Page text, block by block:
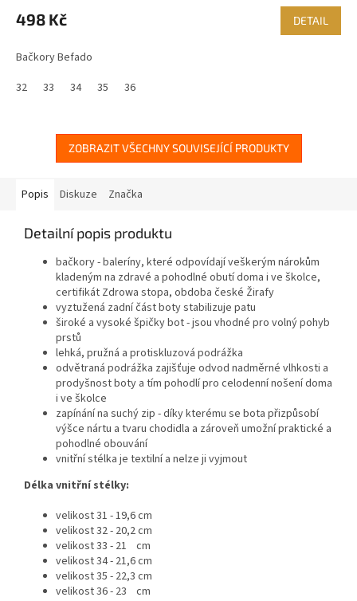
498 Kč DETAIL
Bačkory Befado
32
33 34 35 36
ZOBRAZIT VŠECHNY SOUVISEJÍCÍ PRODUKTY
Popis Diskuze Značka
Detailní popis produktu
bačkory - baleríny, které odpovídají veškerým nárokům
kladeným na zdravé a pohodlné obutí doma i ve školce,
certifikát Zdrowa stopa, obdoba české Žirafy
vyztužená zadní část boty stabilizuje patu
široké a vysoké špičky bot - jsou vhodné pro volný pohyb
prstů
lehká, pružná a protiskluzová podrážka
odvětraná podrážka zajišťuje odvod nadměrné vlhkosti a
prodyšnost boty a tím pohodlí pro celodenní nošení doma
i ve školce
zapínání na suchý zip - díky kterému se bota přizpůsobí
výšce nártu a tvaru chodidla a zároveň umožní praktické a
pohodlné obouvání
vnitřní stélka je textilní a nelze ji vyjmout
Délka vnitřní stélky:
velikost 31 - 19,6 cm
velikost 32 - 20,2 cm
velikost 33 - 21 cm
velikost 34 - 21,6 cm
velikost 35 - 22,3 cm
velikost 36 - 23 cm